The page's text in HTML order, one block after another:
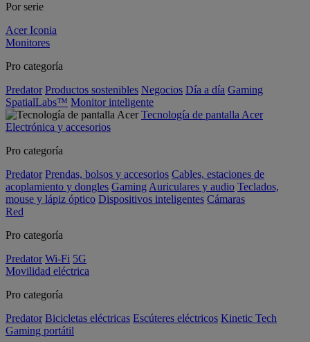
Por serie
Acer Iconia
Monitores
Pro categoría
Predator Productos sostenibles Negocios Día a día Gaming
SpatialLabs™ Monitor inteligente
Tecnología de pantalla Acer
Electrónica y accesorios
Pro categoría
Predator Prendas, bolsos y accesorios Cables, estaciones de
acoplamiento y dongles Gaming Auriculares y audio Teclados,
mouse y lápiz óptico Dispositivos inteligentes Cámaras
Red
Pro categoría
Predator Wi-Fi 5G
Movilidad eléctrica
Pro categoría
Predator Bicicletas eléctricas Escúteres eléctricos Kinetic Tech
Gaming portátil